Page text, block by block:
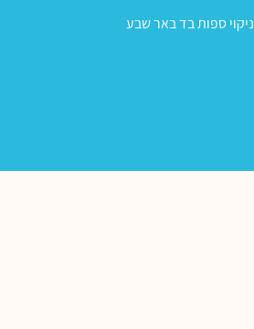
ניקוי ספות בד באר שבע